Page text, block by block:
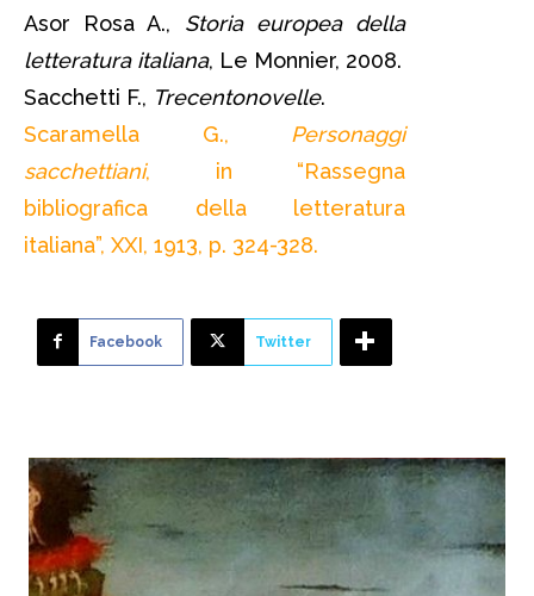
Asor Rosa A., Storia europea della
letteratura italiana, Le Monnier, 2008.
Sacchetti F., Trecentonovelle.
Scaramella G., Personaggi
sacchettiani, in “Rassegna
bibliografica della letteratura
italiana”, XXI, 1913, p. 324-328.
Facebook Twitter